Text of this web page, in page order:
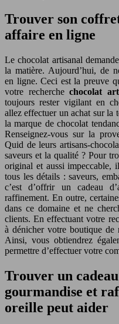
Trouver son
affaire en ligne
Le chocolat artisanal
la matière. Aujourd’hui, de
en ligne. Ceci est la preuve
votre recherche chocolat
toujours rester vigilant en
allez effectuer un achat sur la
la marque de chocolat
Renseignez-vous sur la
Quid de leurs artisans-
saveurs et la qualité ? Pour
original et aussi impeccable,
tous les détails : saveurs,
c’est d’offrir un cadeau
raffinement. En outre,
dans ce domaine et ne
clients. En effectuant votre
à dénicher votre boutique de
Ainsi, vous obtiendrez
permettre d’effectuer votre
Trouver un
gourmandise et
oreille peut aider